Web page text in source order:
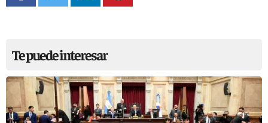
Te puede interesar